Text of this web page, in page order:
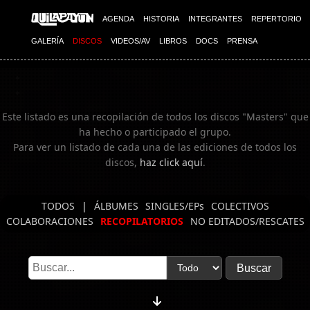
AGENDA HISTORIA INTEGRANTES REPERTORIO
GALERÍA DISCOS VIDEOS/AV LIBROS DOCS PRENSA
Imagen 02
Este listado es una recopilación de todos los discos "Masters" que
ha hecho o participado el grupo.
Para ver un listado de cada una de las ediciones de todos los
discos, haz click aquí.
TODOS | ÁLBUMES SINGLES/EPs
COLECTIVOS
COLABORACIONES
RECOPILATORIOS NO EDITADOS/RESCATES